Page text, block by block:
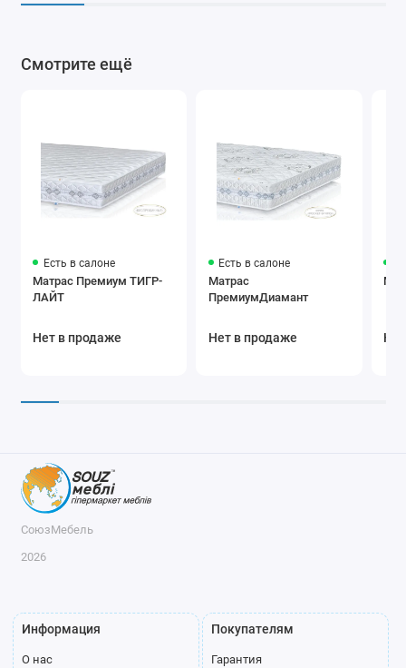
Смотрите ещё
Есть в салоне
Матрас Премиум ТИГР-
ЛАЙТ
Нет в продаже
Есть в салоне
Матрас
ПремиумДиамант
Нет в продаже
СоюзМебель
2026
Информация
О нас
Покупателям
Гарантия